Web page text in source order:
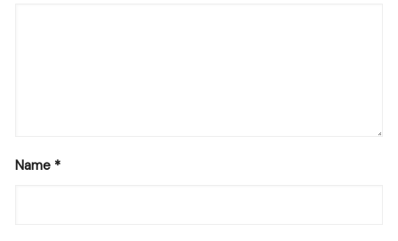
Name *